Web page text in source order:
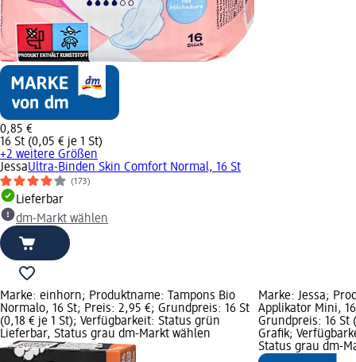
0,85 €
16 St (0,05 € je 1 St)
+2 weitere Größen
JessaUltra-Binden Skin Comfort Normal, 16 St
(173)
Lieferbar
dm-Markt wählen
Marke: einhorn; Produktname: Tampons Bio
Normalo, 16 St; Preis: 2,95 €; Grundpreis: 16 St
(0,18 € je 1 St); Verfügbarkeit: Status grün
Lieferbar, Status grau dm-Markt wählen
Marke: Jessa;
Applikator Mini,
Grundpreis: 16 St
Grafik;
Status grau dm-